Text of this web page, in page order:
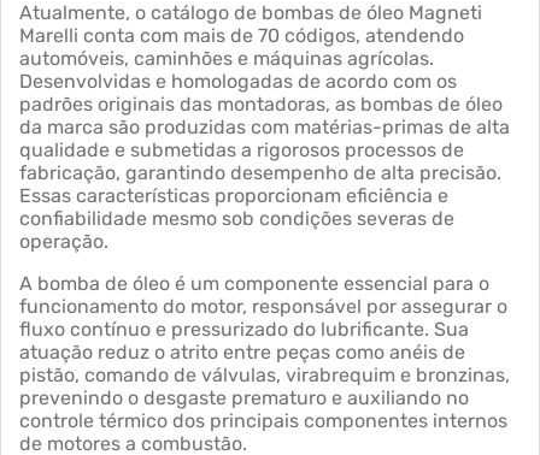
Atualmente, o catálogo de bombas de óleo Magneti
Marelli conta com mais de 70 códigos, atendendo
automóveis, caminhões e máquinas agrícolas.
Desenvolvidas e homologadas de acordo com os
padrões originais das montadoras, as bombas de óleo
da marca são produzidas com matérias-primas de alta
qualidade e submetidas a rigorosos processos de
fabricação, garantindo desempenho de alta precisão.
Essas características proporcionam eficiência e
confiabilidade mesmo sob condições severas de
operação.
A bomba de óleo é um componente essencial para o
funcionamento do motor, responsável por assegurar o
fluxo contínuo e pressurizado do lubrificante. Sua
atuação reduz o atrito entre peças como anéis de
pistão, comando de válvulas, virabrequim e bronzinas,
prevenindo o desgaste prematuro e auxiliando no
controle térmico dos principais componentes internos
de motores a combustão.